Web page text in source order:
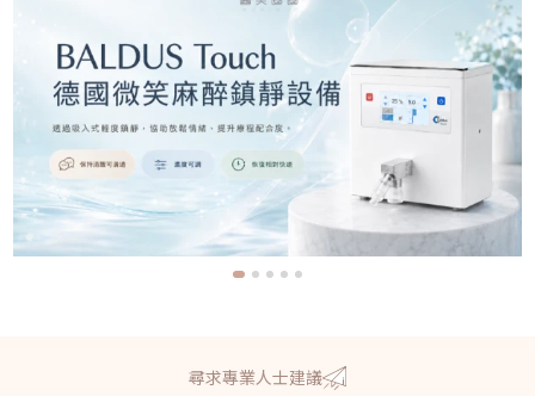
尋求專業人士建議